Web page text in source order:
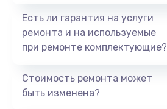
Есть ли гарантия на услуги
ремонта и на используемые
при ремонте комплектующие?
Стоимость ремонта может
быть изменена?